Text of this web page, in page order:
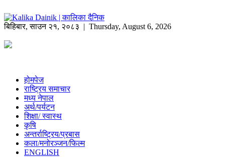
बिहिबार,साउन २१, २०८३ | Thursday, August 6, 2026
होमपेज
राष्ट्रिय समाचार
मध्य नेपाल
अर्थ/पर्यटन
शिक्षा/ स्वास्थ
कृषि
अन्तर्राष्ट्रिय/प्रबास
कला/मनोरञ्जन/फिल्म
ENGLISH